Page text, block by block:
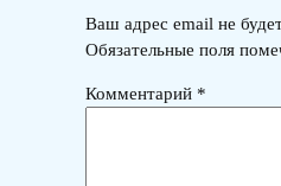
Ваш адрес email не
Обязательные поля
Комментарий *